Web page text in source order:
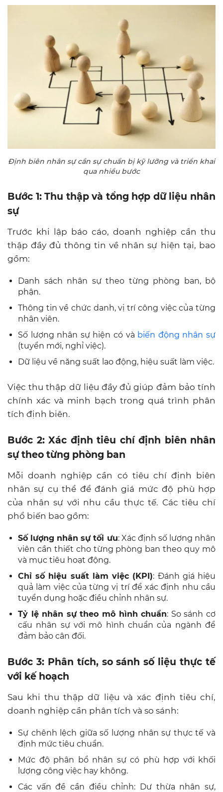
Định biên nhân sự cần sự chuẩn bị kỹ lưỡng và triển khai
qua nhiều bước
Bước 1: Thu thập và tổng hợp dữ liệu nhân
sự
Trước khi lập báo cáo, doanh nghiệp cần thu
thập đầy đủ thông tin về nhân sự hiện tại, bao
gồm:
Danh sách nhân sự theo từng phòng ban, bộ
phận.
Thông tin về chức danh, vị trí công việc của từng
nhân viên.
Số lượng nhân sự hiện có và biến động nhân sự
(tuyển mới, nghỉ việc).
Dữ liệu về năng suất lao động, hiệu suất làm việc.
Việc thu thập dữ liệu đầy đủ giúp đảm bảo tính
chính xác và minh bạch trong quá trình phân
tích định biên.
Bước 2: Xác định tiêu chí định biên nhân
sự theo từng phòng ban
Mỗi doanh nghiệp cần có tiêu chí định biên
nhân sự cụ thể để đánh giá mức độ phù hợp
của nhân sự với nhu cầu thực tế. Các tiêu chí
phổ biến bao gồm:
Số lượng nhân sự tối ưu: Xác định số lượng nhân
viên cần thiết cho từng phòng ban theo quy mô
và mục tiêu hoạt động.
Chỉ số hiệu suất làm việc (KPI): Đánh giá hiệu
quả làm việc của từng vị trí để xác định nhu cầu
tuyển dụng hoặc điều chỉnh nhân sự.
Tỷ lệ nhân sự theo mô hình chuẩn: So sánh cơ
cấu nhân sự với mô hình chuẩn của ngành để
đảm bảo cân đối.
Bước 3: Phân tích, so sánh số liệu thực tế
với kế hoạch
Sau khi thu thập dữ liệu và xác định tiêu chí,
doanh nghiệp cần phân tích và so sánh:
Sự chênh lệch giữa số lượng nhân sự thực tế và
định mức tiêu chuẩn.
Mức độ phân bổ nhân sự có phù hợp với khối
lượng công việc hay không.
Các vấn đề cần điều chỉnh: Dư thừa nhân sự,